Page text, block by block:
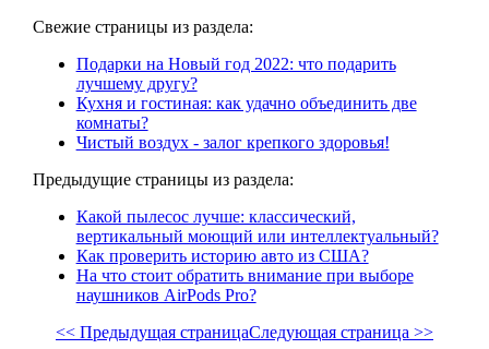
Свежие страницы из раздела:
Подарки на Новый год 2022: что подарить
лучшему другу?
Кухня и гостиная: как удачно объединить две
комнаты?
Чистый воздух - залог крепкого здоровья!
Предыдущие страницы из раздела:
Какой пылесос лучше: классический,
вертикальный моющий или интеллектуальный?
Как проверить историю авто из США?
На что стоит обратить внимание при выборе
наушников AirPods Pro?
<< Предыдущая страницаСледующая страница >>